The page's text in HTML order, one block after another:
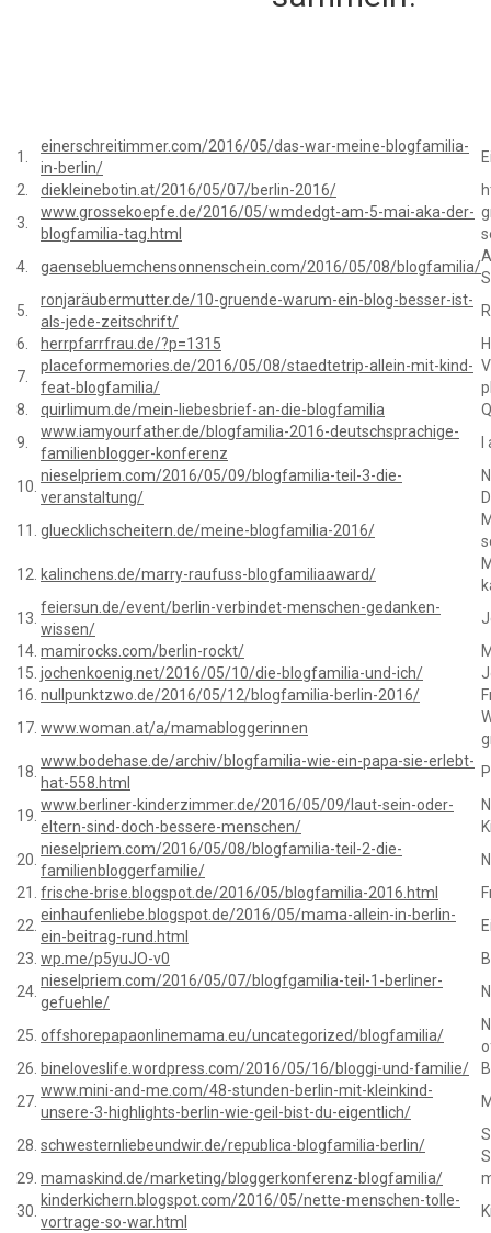
1.
einerschreitimmer.com/2016/05/das-war-meine-blogfamilia-
in-berlin/
2.
diekleinebotin.at/2016/05/07/berlin-2016/
3.
www.grossekoepfe.de/2016/05/wmdedgt-am-5-mai-aka-der-
blogfamilia-tag.html
4.
gaensebluemchensonnenschein.com/2016/05/08/blogfamilia/
5.
ronjaräubermutter.de/10-gruende-warum-ein-blog-besser-ist-
als-jede-zeitschrift/
6.
herrpfarrfrau.de/?p=1315
7.
placeformemories.de/2016/05/08/staedtetrip-allein-mit-kind-
feat-blogfamilia/
8.
quirlimum.de/mein-liebesbrief-an-die-blogfamilia
9.
www.iamyourfather.de/blogfamilia-2016-deutschsprachige-
familienblogger-konferenz
10.
nieselpriem.com/2016/05/09/blogfamilia-teil-3-die-
veranstaltung/
11. gluecklichscheitern.de/meine-blogfamilia-2016/
12. kalinchens.de/marry-raufuss-blogfamiliaaward/
13.
feiersun.de/event/berlin-verbindet-menschen-gedanken-
wissen/
14. mamirocks.com/berlin-rockt/
15. jochenkoenig.net/2016/05/10/die-blogfamilia-und-ich/
16. nullpunktzwo.de/2016/05/12/blogfamilia-berlin-2016/
17. www.woman.at/a/mamabloggerinnen
18.
www.bodehase.de/archiv/blogfamilia-wie-ein-papa-sie-erlebt-
hat-558.html
19.
www.berliner-kinderzimmer.de/2016/05/09/laut-sein-oder-
eltern-sind-doch-bessere-menschen/
20.
nieselpriem.com/2016/05/08/blogfamilia-teil-2-die-
familienbloggerfamilie/
21. frische-brise.blogspot.de/2016/05/blogfamilia-2016.html
22.
einhaufenliebe.blogspot.de/2016/05/mama-allein-in-berlin-
ein-beitrag-rund.html
23. wp.me/p5yuJO-v0
24.
nieselpriem.com/2016/05/07/blogfgamilia-teil-1-berliner-
gefuehle/
25. offshorepapaonlinemama.eu/uncategorized/blogfamilia/
26. bineloveslife.wordpress.com/2016/05/16/bloggi-und-familie/
27.
www.mini-and-me.com/48-stunden-berlin-mit-kleinkind-
unsere-3-highlights-berlin-wie-geil-bist-du-eigentlich/
28. schwesternliebeundwir.de/republica-blogfamilia-berlin/
29. mamaskind.de/marketing/bloggerkonferenz-blogfamilia/
30.
kinderkichern.blogspot.com/2016/05/nette-menschen-tolle-
vortrage-so-war.html